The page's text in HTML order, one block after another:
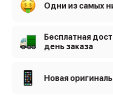
Одни из самых
Бесплатная
день заказа
Новая